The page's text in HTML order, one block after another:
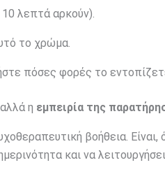
λεπτά αρκούν).
το χρώμα.
πόσες φορές το
η εμπειρία της
βοήθεια.
και να